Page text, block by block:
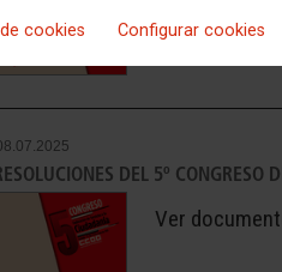
cookies Configurar cookies
DEL 5º CONGRESO
Ver